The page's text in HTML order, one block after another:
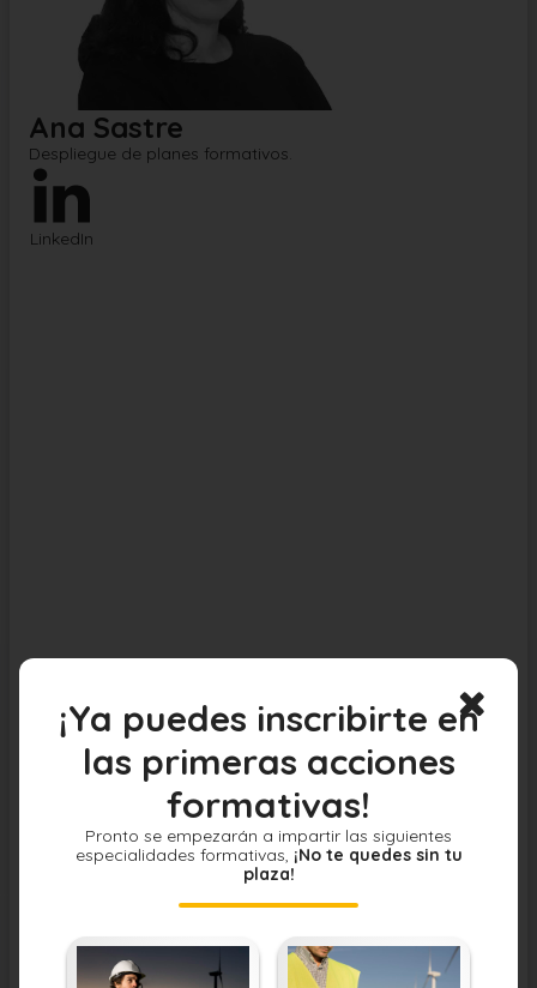
Ana Sastre
Despliegue de planes formativos
LinkedIn
¡Ya puedes inscribirte en
las primeras acciones
formativas!
Pronto se empezarán a impartir las siguientes
especialidades formativas, ¡No te quedes sin tu
plaza!